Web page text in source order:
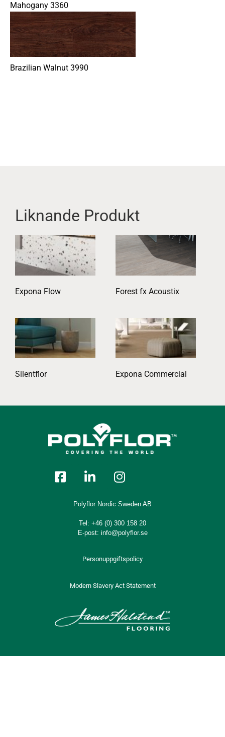
Mahogany 3360
Brazilian Walnut 3990
Liknande Produkt
Expona Flow Forest fx Acoustix
Silentflor Expona Commercial
Polyflor Nordic Sweden AB
Tel: +46 (0) 300 158 20
E-post: info@polyflor.se
Personuppgiftspolicy
Modern Slavery Act Statement